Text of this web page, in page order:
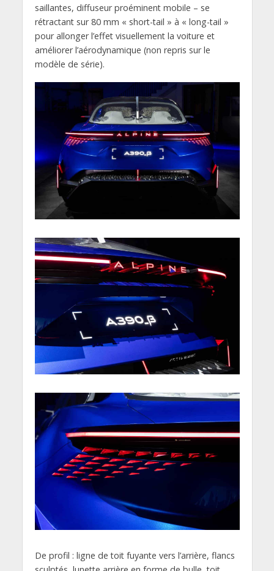
saillantes, diffuseur proéminent mobile – se
rétractant sur 80 mm « short-tail » à « long-tail »
pour allonger l’effet visuellement la voiture et
améliorer l’aérodynamique (non repris sur le
modèle de série).
De profil : ligne de toit fuyante vers l’arrière, flancs